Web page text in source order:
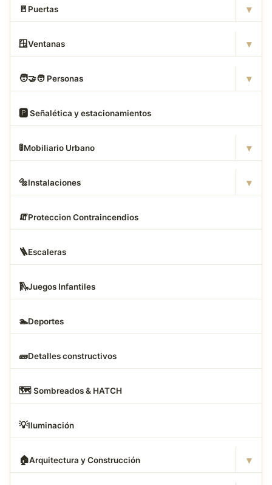
🚪 Puertas ▾
🪟Ventanas ▾
🧑‍🤝‍🧑 Personas ▾
🅿️ Señalética y estacionamientos
🚦Mobiliario Urbano ▾
🔩Instalaciones ▾
🧯Proteccion Contraincendios
🪜Escaleras
🛝Juegos Infantiles
🏊Deportes
🧱Detalles constructivos
🗺️ Sombreados & HATCH
💡Iluminación
🏠Arquitectura y Construcción ▾